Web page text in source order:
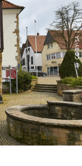
© CC-BY-SA |